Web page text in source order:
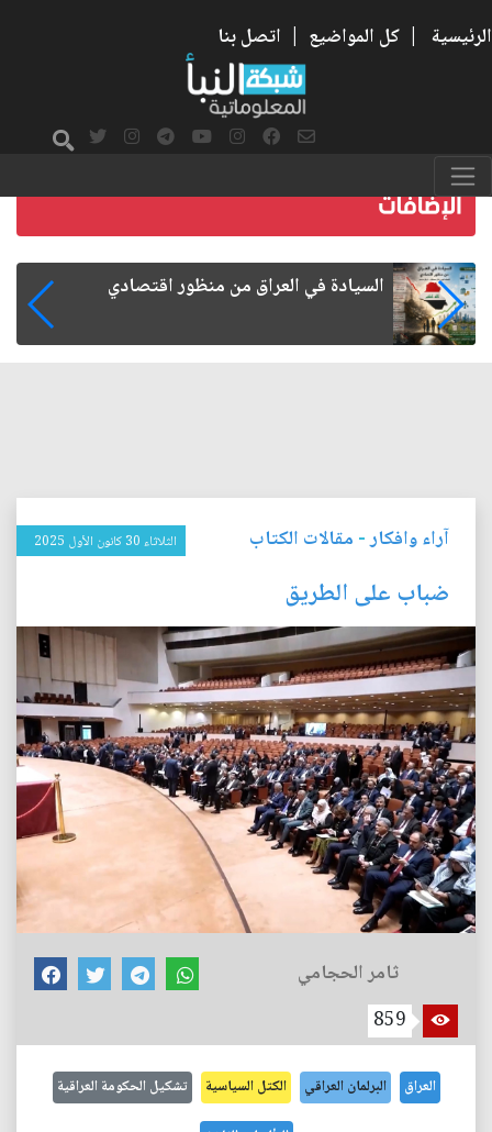
الرئيسية | كل المواضيع | اتصل بنا
ما بعد الأربعين.. كيف اتسعت الزيارة من هويتها
آراء وافكار- مقالات الكتاب الثلاثاء 30 كانون الأول 2025
ضباب على الطريق
ثامر الحجامي
859
العراق البرلمان العراقي الكتل السياسية تشكيل الحكومة العراقية